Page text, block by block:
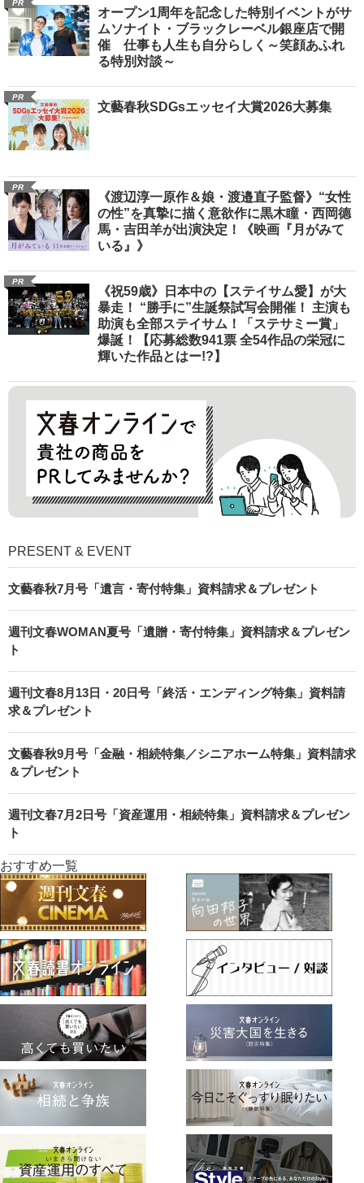
PR
オープン1周年を記念した特別イベントがサ
ムソナイト・ブラックレーベル銀座店で開
催 仕事も人生も自分らしく～笑顔あふれ
る特別対談～
PR
文藝春秋SDGsエッセイ大賞2026大募集
PR
《渡辺淳一原作＆娘・渡邉直子監督》“女性
の性”を真摯に描く意欲作に黒木瞳・西岡德
馬・吉田羊が出演決定！《映画『月がみて
いる』》
PR
《祝59歳》日本中の【ステイサム愛】が大
暴走！ “勝手に”生誕祭試写会開催！ 主演も
助演も全部ステイサム！「ステサミー賞」
爆誕！【応募総数941票 全54作品の栄冠に
輝いた作品とはー!?】
PRESENT & EVENT
文藝春秋7月号「遺言・寄付特集」資料請求＆プレゼント
週刊文春WOMAN夏号「遺贈・寄付特集」資料請求＆プレゼン
ト
週刊文春8月13日・20日号「終活・エンディング特集」資料請
求＆プレゼント
文藝春秋9月号「金融・相続特集／シニアホーム特集」資料請求
＆プレゼント
週刊文春7月2日号「資産運用・相続特集」資料請求＆プレゼン
ト
おすすめ一覧